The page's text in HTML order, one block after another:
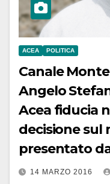
ACEA POLITICA
Canale
Angelo
Acea fiducia
decisione sul
presentato
14 MARZO 2016